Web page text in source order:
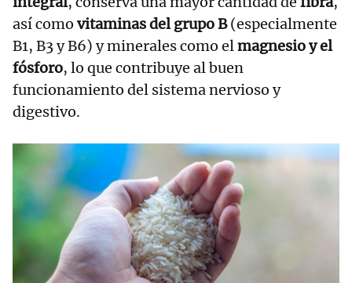
así como vitaminas del grupo B(especialmente
B1, B3 y B6) y minerales como elmagnesio y el
fósforo, lo que contribuye al buen
funcionamiento del sistema nervioso y
digestivo.